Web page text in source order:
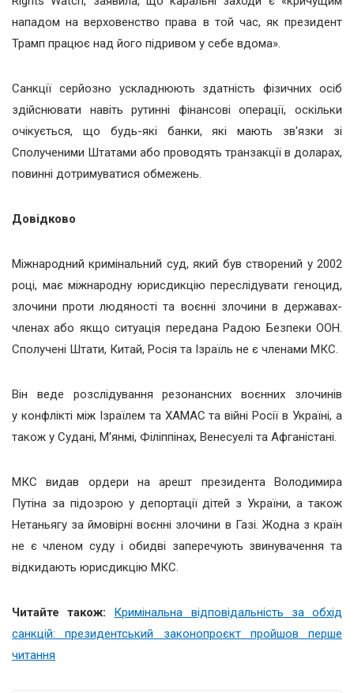
нападом на верховенство права в той час, як президент
Трамп працює над його підривом у себе вдома».
Санкції серйозно ускладнюють здатність фізичних осіб
здійснювати навіть рутинні фінансові операції, оскільки
очікується, що будь-які банки, які мають зв'язки зі
Сполученими Штатами або проводять транзакції в доларах,
повинні дотримуватися обмежень.
Довідково
Міжнародний кримінальний суд, який був створений у 2002
році, має міжнародну юрисдикцію переслідувати геноцид,
злочини проти людяності та воєнні злочини в державах-
членах або якщо ситуація передана Радою Безпеки ООН.
Сполучені Штати, Китай, Росія та Ізраїль не є членами МКС.
Він веде розслідування резонансних воєнних злочинів
у конфлікті між Ізраїлем та ХАМАС та війні Росії в Україні, а
також у Судані, М'янмі, Філіппінах, Венесуелі та Афганістані.
МКС видав ордери на арешт президента Володимира
Путіна за підозрою у депортації дітей з України, а також
Нетаньягу за ймовірні воєнні злочини в Газі. Жодна з країн
не є членом суду і обидві заперечують звинувачення та
відкидають юрисдикцію МКС.
Читайте також:
Кримінальна відповідальність за обхід
санкцій: президентський законопроєкт пройшов перше
читання